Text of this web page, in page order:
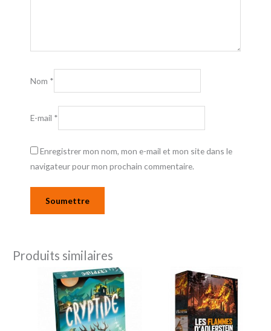
Nom *
E-mail *
Enregistrer mon nom, mon e-mail et mon site dans le
navigateur pour mon prochain commentaire.
Produits similaires